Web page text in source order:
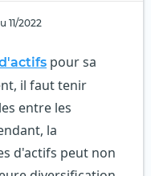
11/2022
pour sa
il faut tenir
entre les
la
d'actifs peut non